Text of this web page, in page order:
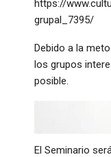
https://
grupal_7395/
Debido a la
los grupos
posible.
El Seminario